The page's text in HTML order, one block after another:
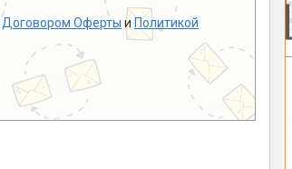
Договором Оферты и Политикой